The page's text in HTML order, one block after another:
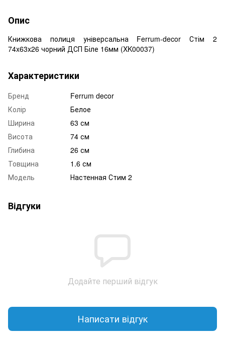
Опис
Книжкова полиця універсальна Ferrum-decor Стім 2
74x63x26 чорний ДСП Біле 16мм (XK00037)
Характеристики
Бренд
Ferrum decor
Колір
Белое
Ширина
63 см
Висота
74 см
Глибина
26 см
Товщина
1.6 см
Модель
Настенная Стим 2
Відгуки
Додайте перший відгук
Написати відгук